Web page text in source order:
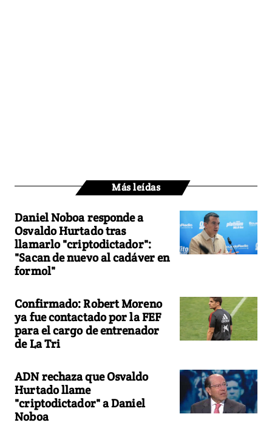
Más leídas
Daniel Noboa responde a
Osvaldo Hurtado tras
llamarlo "criptodictador":
"Sacan de nuevo al cadáver en
formol"
Confirmado: Robert Moreno
ya fue contactado por la FEF
para el cargo de entrenador
de La Tri
ADN rechaza que Osvaldo
Hurtado llame
"criptodictador" a Daniel
Noboa